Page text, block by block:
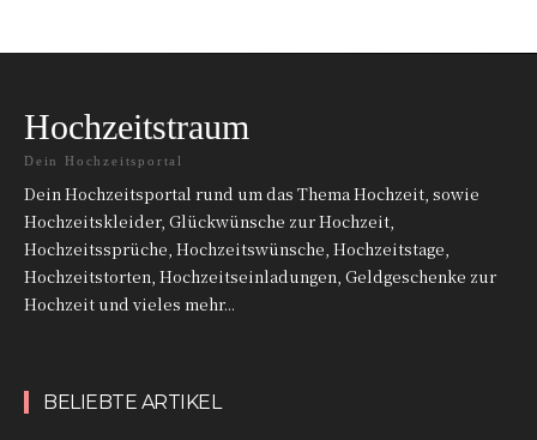
Hochzeitstraum
Dein Hochzeitsportal
Dein Hochzeitsportal rund um das Thema Hochzeit, sowie
Hochzeitskleider, Glückwünsche zur Hochzeit,
Hochzeitssprüche, Hochzeitswünsche, Hochzeitstage,
Hochzeitstorten, Hochzeitseinladungen, Geldgeschenke zur
Hochzeit und vieles mehr...
BELIEBTE ARTIKEL